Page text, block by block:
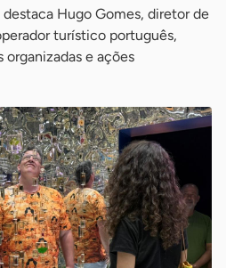
Hugo Gomes, diretor de
turístico português,
e ações